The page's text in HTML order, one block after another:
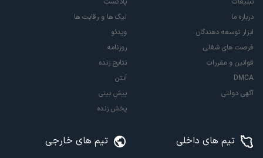
درباره ما
ابزار توسعه دهندگان
فرصت های شغلی
قوانین و مقررات
DMCA
آگهی دولتی
لیگ ها و رقابت ها
ویدئو
روزنامه
نتایج زنده
آنتن
پیش بینی
پخش زنده
تیم های داخلی تیم های خارجی